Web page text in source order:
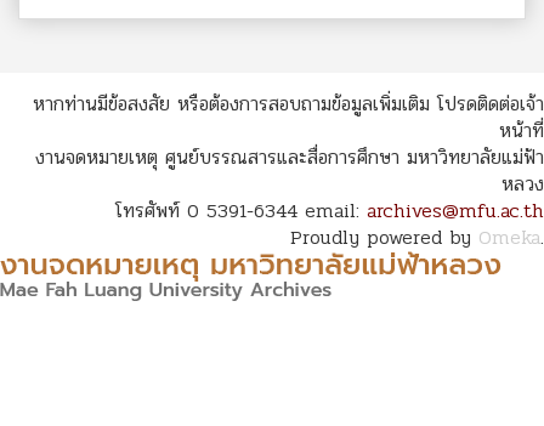
หากท่านมีข้อสงสัย หรือต้องการสอบถามข้อมูลเพิ่มเติม โปรดติดต่อเจ้า
หน้าที่
งานจดหมายเหตุ ศูนย์บรรณสารและสื่อการศึกษา มหาวิทยาลัยแม่ฟ้า
หลวง
โทรศัพท์ 0 5391-6344 email: archives@mfu.ac.th
Proudly powered by Omeka.